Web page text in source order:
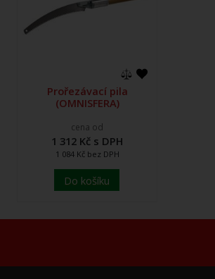
Prořezávací pila
(OMNISFERA)
cena od
1 312 Kč s DPH
1 084 Kč bez DPH
Do košíku